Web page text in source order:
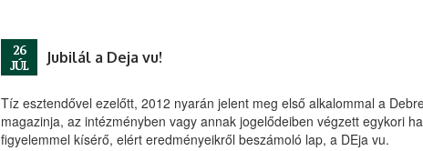
26
JÚL
Jubilál a Deja vu!
Tíz esztendővel ezelőtt, 2012 nyarán jelent meg első alkalommal a
magazinja, az intézményben vagy annak jogelődeiben végzett egykori
figyelemmel kísérő, elért eredményeikről beszámoló lap, a DEja vu.